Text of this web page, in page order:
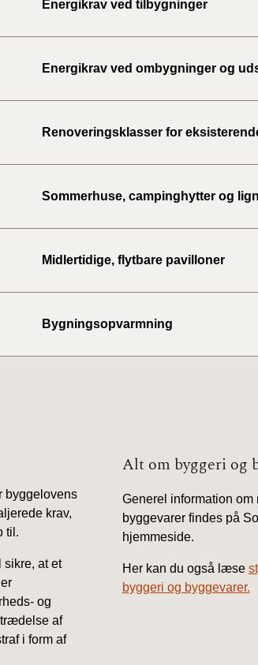
Energikrav ved tilbygninger
Energikrav ved ombygninger og
Renoveringsklasser for
Sommerhuse, campinghytter og
Midlertidige, flytbare pavilloner
Bygningsopvarmning
byggelovens
krav,
til.
sikre, at et
og
af
i form af
Alt om byggeri og
Generel information
byggevarer findes på
hjemmeside.
Her kan du også læse
byggeri og byggevarer.